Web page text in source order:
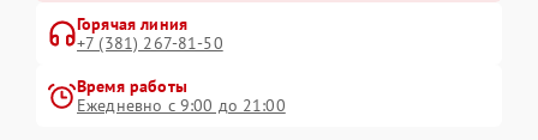
Горячая линия
+7 (381) 267-81-50
Время работы
Ежедневно с 9:00 до 21:00